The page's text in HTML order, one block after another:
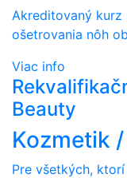
Akreditovaný
ošetrovania nôh
Viac info
Beauty
Kozmetik
Pre všetkých,